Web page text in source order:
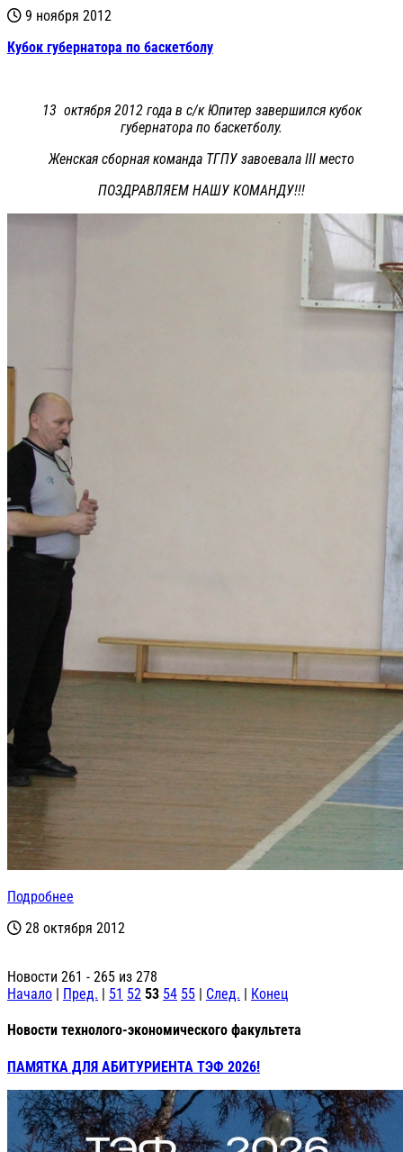
9 ноября 2012
Кубок губернатора по баскетболу
13 октября 2012 года в с/к Юпитер завершился кубок
губернатора по баскетболу.
Женская сборная команда ТГПУ завоевала III место
ПОЗДРАВЛЯЕМ НАШУ КОМАНДУ!!!
Подробнее
28 октября 2012
Новости 261 - 265 из 278
Начало | Пред. | 51 52 53 54 55 | След. | Конец
Новости технолого-экономического факультета
ПАМЯТКА ДЛЯ АБИТУРИЕНТА ТЭФ 2026!